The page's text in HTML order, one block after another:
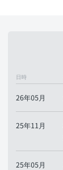
日時
26年05月
25年11月
25年05月